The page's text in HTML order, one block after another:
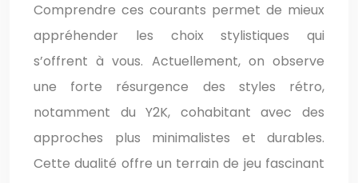
Comprendre ces courants permet de mieux
appréhender les choix stylistiques qui
s’offrent à vous. Actuellement, on observe
une forte résurgence des styles rétro,
notamment du Y2K, cohabitant avec des
approches plus minimalistes et durables.
Cette dualité offre un terrain de jeu fascinant